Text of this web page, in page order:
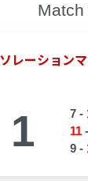
レーション
1 7-
11-
9-